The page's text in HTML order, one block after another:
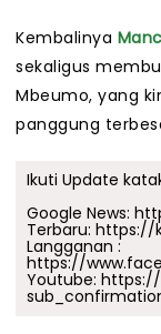
Kembalinya
sekaligus
Mbeumo, yang
panggung
Ikuti Update
Google News:
Terbaru: https://
Langganan :
https://
Youtube: https://